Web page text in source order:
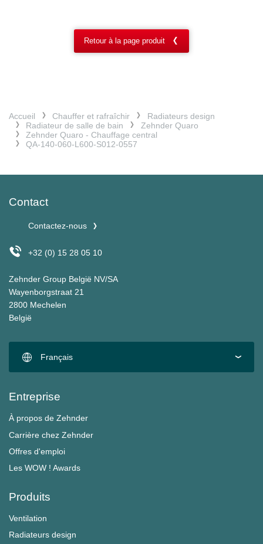
Retour à la page produit
Accueil Chauffer et rafraîchir
Radiateurs design
Radiateur de salle de bain
Zehnder Quaro
Zehnder Quaro - Chauffage central
QA-140-060-L600-S012-0557
Contact
Contactez-nous
+32 (0) 15 28 05 10
Zehnder Group België NV/SA
Wayenborgstraat 21
2800 Mechelen
België
Français
Entreprise
À propos de Zehnder
Carrière chez Zehnder
Offres d'emploi
Les WOW ! Awards
Produits
Ventilation
Radiateurs design